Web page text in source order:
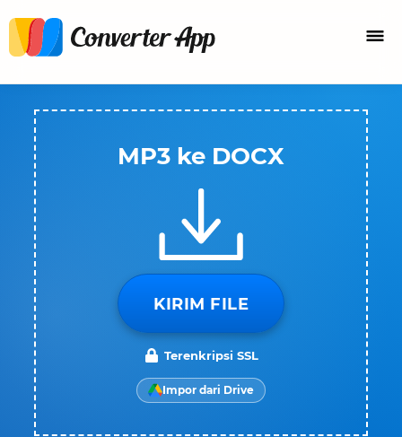
MP3 ke DOCX
KIRIM FILE
Terenkripsi SSL
Impor dari Drive